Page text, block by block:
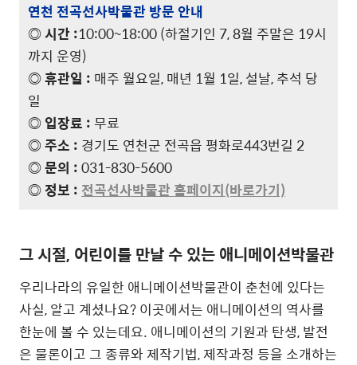
연천 전곡선사박물관 방문 안내
◎ 시간 :10:00~18:00 (하절기인 7, 8월 주말은 19시
까지 운영)
◎ 휴관일 : 매주 월요일, 매년 1월 1일, 설날, 추석 당
일
◎ 입장료 : 무료
◎ 주소 : 경기도 연천군 전곡읍 평화로443번길 2
◎ 문의 :031-830-5600
◎ 정보 : 전곡선사박물관 홈페이지(바로가기)
그 시절, 어린이를 만날 수 있는 애니메이션박물관
우리나라의 유일한 애니메이션박물관이 춘천에 있다는
사실, 알고 계셨나요? 이곳에서는 애니메이션의 역사를
한눈에 볼 수 있는데요. 애니메이션의 기원과 탄생, 발전
은 물론이고 그 종류와 제작기법, 제작과정 등을 소개하는